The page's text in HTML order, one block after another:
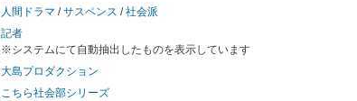
人間ドラマ /サスペンス /社会派
記者
※システムにて自動抽出したものを表示しています
大島プロダクション
こちら社会部シリーズ